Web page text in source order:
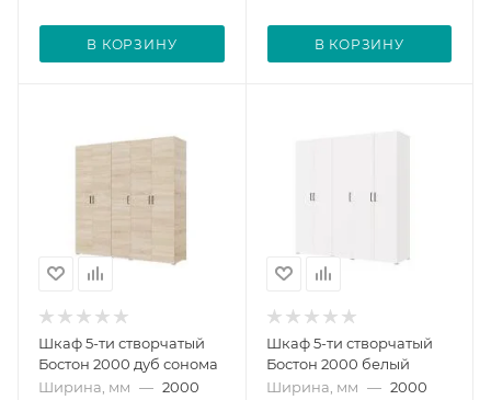
В КОРЗИНУ В КОРЗИНУ
Шкаф 5-ти створчатый
Бостон 2000 дуб сонома
Ширина, мм — 2000
Шкаф 5-ти створчатый
Бостон 2000 белый
Ширина, мм — 2000